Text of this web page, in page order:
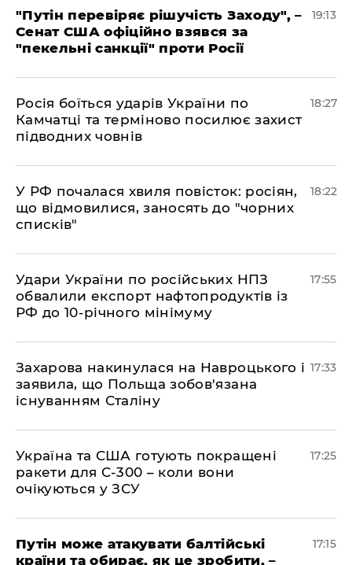
​"Путін перевіряє рішучість Заходу", –
Сенат США офіційно взявся за
"пекельні санкції" проти Росії
19:13
​Росія боїться ударів України по
Камчатці та терміново посилює захист
підводних човнів
18:27
​У РФ почалася хвиля повісток: росіян,
що відмовилися, заносять до "чорних
списків"
18:22
​Удари України по російських НПЗ
обвалили експорт нафтопродуктів із
РФ до 10-річного мінімуму
17:55
​Захарова накинулася на Навроцького і
заявила, що Польща зобов'язана
існуванням Сталіну
17:33
​Україна та США готують покращені
ракети для С-300 – коли вони
очікуються у ЗСУ
17:25
​Путін може атакувати балтійські
країни та обирає, як це зробити, –
17:15